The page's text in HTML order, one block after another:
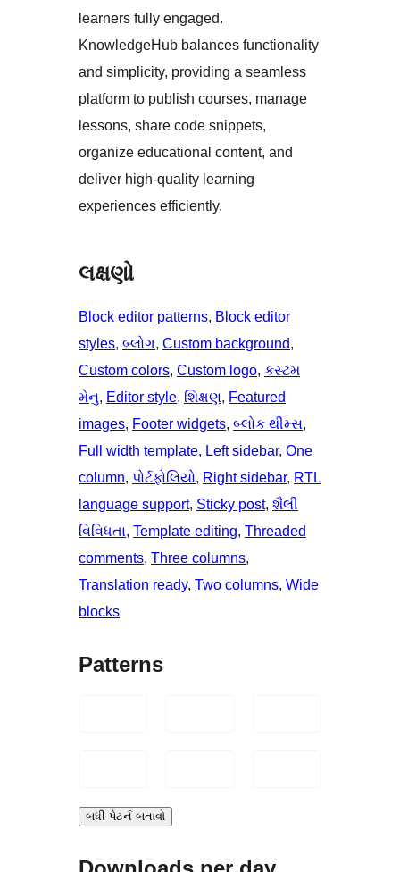
learners fully engaged.
KnowledgeHub balances functionality
and simplicity, providing a seamless
platform to publish courses, manage
lessons, share code snippets,
organize educational content, and
deliver high-quality learning
experiences efficiently.
લક્ષણો
Block editor patterns, Block editor
styles, બ્લોગ, Custom background
Custom colors, Custom logo, કસ્ટમ
મેનુ, Editor style, શિક્ષણ, Featured
images, Footer widgets, બ્લોક થીમ્સ
Full width template, Left sidebar, One
column, પોર્ટફોલિયો, Right sidebar, RTL
language support, Sticky post, શૈલી
વિવિધતા, Template editing, Threaded
comments, Three columns
Translation ready, Two columns, Wide
blocks
Patterns
બધી પેટર્ન બતાવો